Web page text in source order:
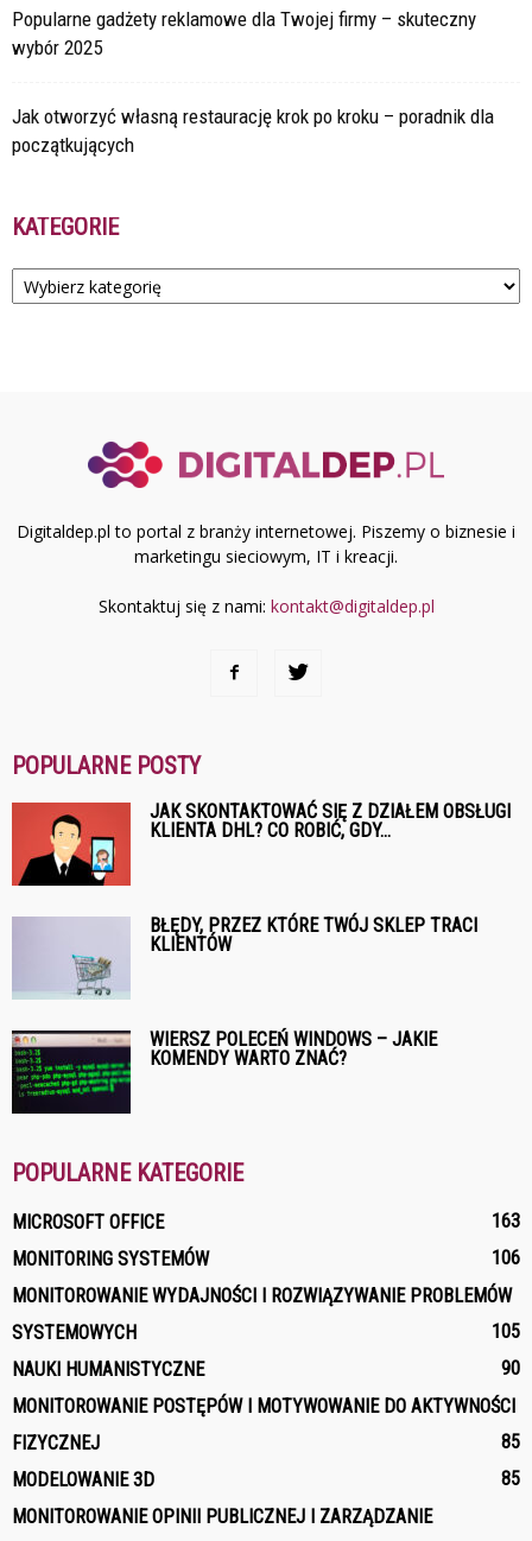
Popularne gadżety reklamowe dla Twojej firmy – skuteczny
wybór 2025
Jak otworzyć własną restaurację krok po kroku – poradnik dla
początkujących
KATEGORIE
Kategorie
Digitaldep.pl to portal z branży internetowej. Piszemy o biznesie i
marketingu sieciowym, IT i kreacji.
Skontaktuj się z nami: kontakt@digitaldep.pl
POPULARNE POSTY
JAK SKONTAKTOWAĆ SIĘ Z DZIAŁEM OBSŁUGI
KLIENTA DHL? CO ROBIĆ, GDY...
BŁĘDY, PRZEZ KTÓRE TWÓJ SKLEP TRACI
KLIENTÓW
WIERSZ POLECEŃ WINDOWS – JAKIE
KOMENDY WARTO ZNAĆ?
POPULARNE KATEGORIE
MICROSOFT OFFICE
163
MONITORING SYSTEMÓW
106
MONITOROWANIE WYDAJNOŚCI I ROZWIĄZYWANIE PROBLEMÓW
SYSTEMOWYCH
105
NAUKI HUMANISTYCZNE
90
MONITOROWANIE POSTĘPÓW I MOTYWOWANIE DO AKTYWNOŚCI
FIZYCZNEJ
85
MODELOWANIE 3D
85
MONITOROWANIE OPINII PUBLICZNEJ I ZARZĄDZANIE